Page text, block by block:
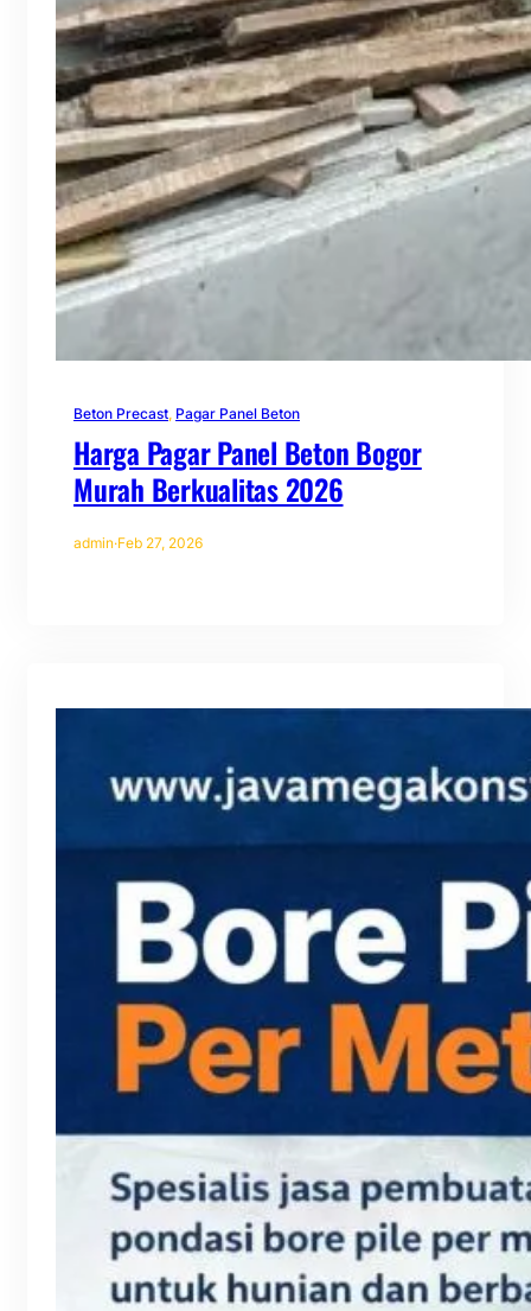
Beton Precast, Pagar Panel Beton
Harga Pagar Panel Beton Bogor
Murah Berkualitas 2026
admin·Feb 27, 2026